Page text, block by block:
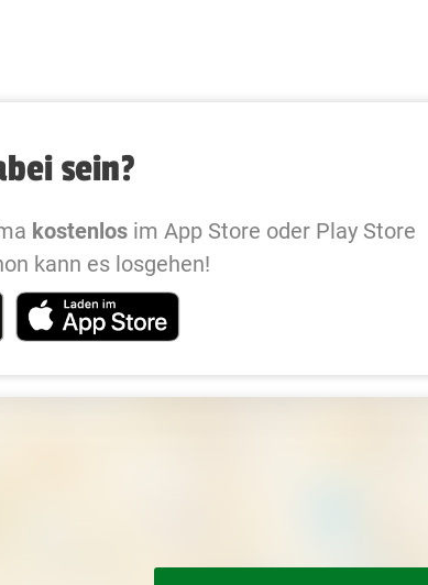
sein?
kostenlos im App Store oder Play Store
kann es losgehen!